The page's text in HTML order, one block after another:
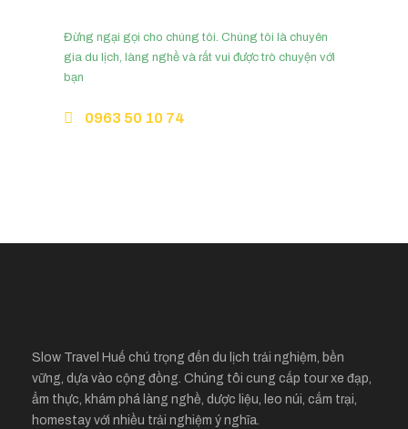
Đừng ngại gọi cho chúng tôi. Chúng tôi là chuyên
gia du lịch, làng nghề và rất vui được trò chuyện với
bạn
0963 50 10 74
Slow Travel Huế chú trọng đến du lịch trải nghiệm, bền
vững, dựa vào cộng đồng. Chúng tôi cung cấp tour xe đạp,
ẩm thực, khám phá làng nghề, dược liệu, leo núi, cắm trại,
homestay với nhiều trải nghiệm ý nghĩa.